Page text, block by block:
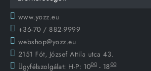
www.yozz.eu
+36-70 / 882-9999
webshop@yozz.eu
2151 Fót, József Attila utca 43.
Ügyfélszolgálat: H-P: 1000 - 1800